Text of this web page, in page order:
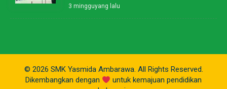
3 mingguyang lalu
© 2026 SMK Yasmida Ambarawa. All Rights Reserved.
Dikembangkan dengan
untuk kemajuan pendidikan